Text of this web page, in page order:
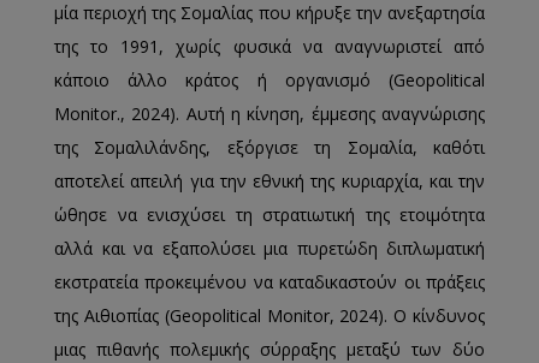
μία περιοχή της Σομαλίας που κήρυξε την ανεξαρτησία
της το 1991, χωρίς φυσικά να αναγνωριστεί από
κάποιο άλλο κράτος ή οργανισμό (Geopolitical
Monitor., 2024). Αυτή η κίνηση, έμμεσης αναγνώρισης
της Σομαλιλάνδης, εξόργισε τη Σομαλία, καθότι
αποτελεί απειλή για την εθνική της κυριαρχία, και την
ώθησε να ενισχύσει τη στρατιωτική της ετοιμότητα
αλλά και να εξαπολύσει μια πυρετώδη διπλωματική
εκστρατεία προκειμένου να καταδικαστούν οι πράξεις
της Αιθιοπίας (Geopolitical Monitor, 2024). Ο κίνδυνος
μιας πιθανής πολεμικής σύρραξης μεταξύ των δύο